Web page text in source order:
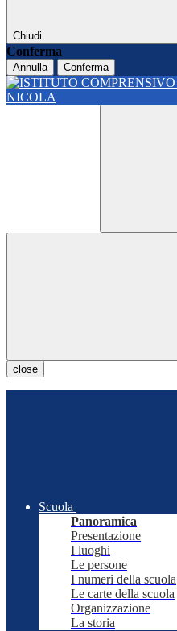
Chiudi
Conferma
Annulla Conferma
close
Scuola
Panoramica
Presentazione
I luoghi
Le persone
I numeri della scuola
Le carte della scuola
Organizzazione
La storia